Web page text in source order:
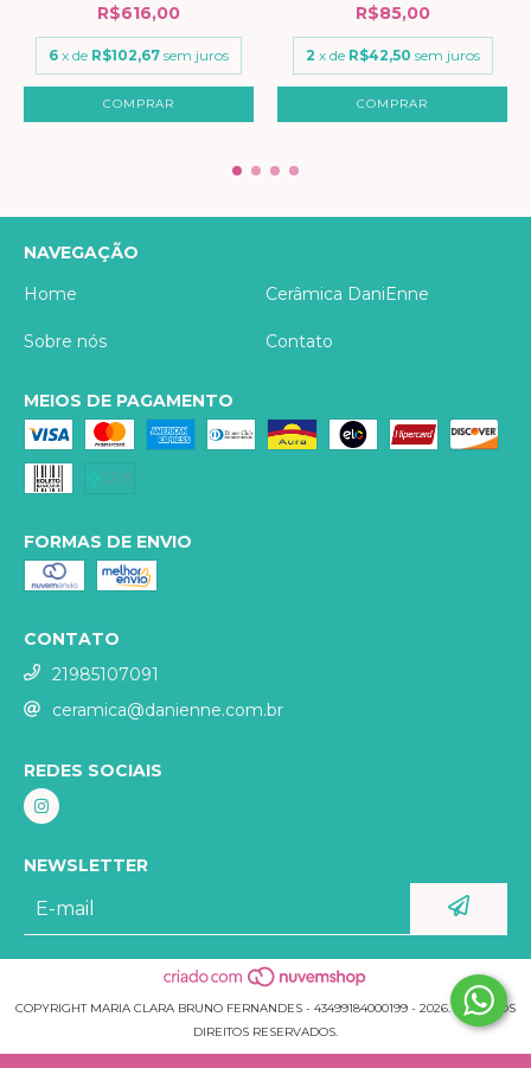
R$616,00
6 x de R$102,67 sem juros
R$85,00
2 x de R$42,50 sem juros
NAVEGAÇÃO
Home
Cerâmica DaniEnne
Sobre nós Contato
MEIOS DE PAGAMENTO
FORMAS DE ENVIO
CONTATO
21985107091
ceramica@danienne.com.br
REDES SOCIAIS
NEWSLETTER
COPYRIGHT MARIA CLARA BRUNO FERNANDES - 43499184000199 - 2026. TODOS OS
DIREITOS RESERVADOS.